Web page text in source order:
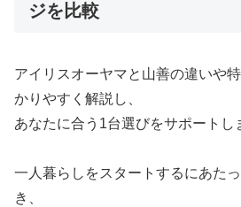
ジを比較
アイリスオーヤマと山善の違いや
かりやすく解説し、
あなたに合う1台選びをサポートし
一人暮らしをスタートするにあた
き、